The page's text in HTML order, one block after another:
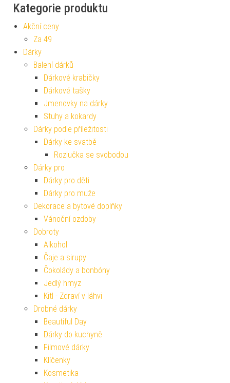
Kategorie produktu
Akční ceny
Za 49
Dárky
Balení dárků
Dárkové krabičky
Dárkové tašky
Jmenovky na dárky
Stuhy a kokardy
Dárky podle příležitosti
Dárky ke svatbě
Rozlučka se svobodou
Dárky pro
Dárky pro děti
Dárky pro muže
Dekorace a bytové doplňky
Vánoční ozdoby
Dobroty
Alkohol
Čaje a sirupy
Čokolády a bonbóny
Jedlý hmyz
Kitl - Zdraví v láhvi
Drobné dárky
Beautiful Day
Dárky do kuchyně
Filmové dárky
Klíčenky
Kosmetika